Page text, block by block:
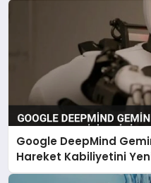
Google DeepMind
Hareket Kabiliyetini